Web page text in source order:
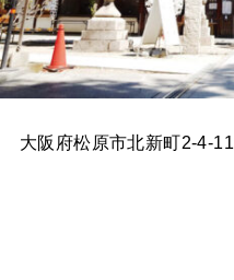
大阪府松原市北新町2-4-11